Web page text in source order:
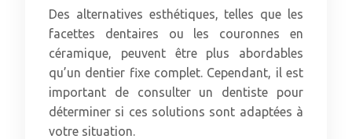
Des alternatives esthétiques, telles que les
facettes dentaires ou les couronnes en
céramique, peuvent être plus abordables
qu’un dentier fixe complet. Cependant, il est
important de consulter un dentiste pour
déterminer si ces solutions sont adaptées à
votre situation.